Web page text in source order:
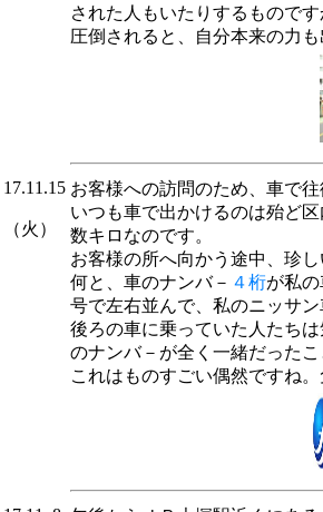
された人もいたりするもので
圧倒されると、自分本来の力
17.11.15
（火）
お客様への訪問のため、車で
いつも車で出かけるのは殆ど
数キロなのです。
お客様の所へ向かう途中、珍
何と、車のナンバ－ ４桁が私の
号で左右並んで、私のニッサ
後ろの車に乗っていた人たち
のナンバ－が全く一緒だった
これはものすごい偶然ですね